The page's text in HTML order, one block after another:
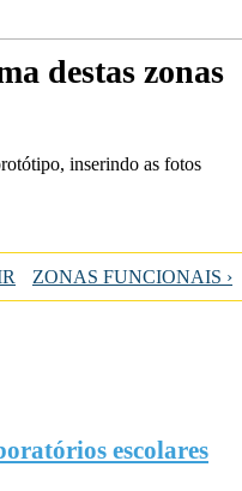
destas zonas
inserindo as fotos
ZONAS FUNCIONAIS ›
escolares